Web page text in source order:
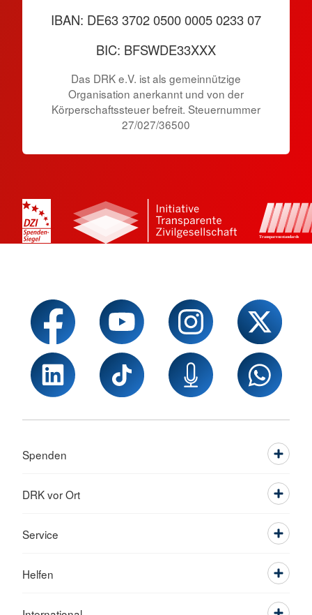
IBAN: DE63 3702 0500 0005 0233 07
BIC: BFSWDE33XXX
Das DRK e.V. ist als gemeinnützige
Organisation anerkannt und von der
Körperschaftssteuer befreit. Steuernummer
27/027/36500
Spenden
DRK vor Ort
Service
Helfen